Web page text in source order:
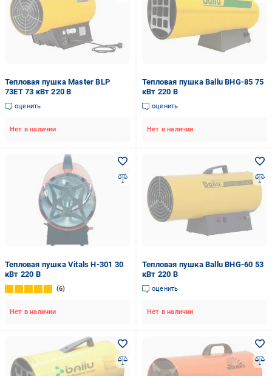
Тепловая пушка Master BLP
73ET 73 кВт 220 В
оценить
Нет в наличии
Тепловая пушка Ballu BHG-85 75
кВт 220 В
оценить
Нет в наличии
Тепловая пушка Vitals H-301 30
кВт 220 В
6
Нет в наличии
Тепловая пушка Ballu BHG-60 53
кВт 220 В
оценить
Нет в наличии